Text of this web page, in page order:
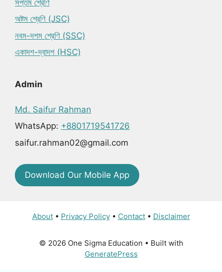
সপ্তম শ্রেণি
অষ্টম শ্রেণি (JSC)
নবম-দশম শ্রেণি (SSC)
একাদশ-দ্বাদশ (HSC)
Admin
Md. Saifur Rahman
WhatsApp: +8801719541726
saifur.rahman02@gmail.com
Download Our Mobile App
About• Privacy Policy• Contact• Disclaimer
© 2026 One Sigma Education • Built with
GeneratePress